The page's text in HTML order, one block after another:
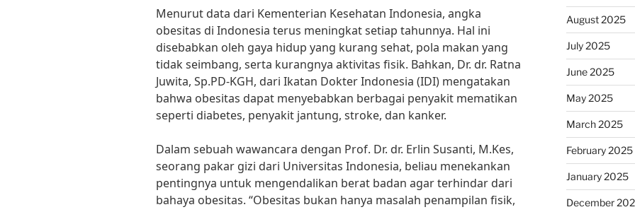
Menurut data dari Kementerian Kesehatan Indonesia, angka
obesitas di Indonesia terus meningkat setiap tahunnya. Hal ini
disebabkan oleh gaya hidup yang kurang sehat, pola makan yang
tidak seimbang, serta kurangnya aktivitas fisik. Bahkan, Dr. dr. Ratna
Juwita, Sp.PD-KGH, dari Ikatan Dokter Indonesia (IDI) mengatakan
bahwa obesitas dapat menyebabkan berbagai penyakit mematikan
seperti diabetes, penyakit jantung, stroke, dan kanker.
Dalam sebuah wawancara dengan Prof. Dr. dr. Erlin Susanti, M.Kes,
seorang pakar gizi dari Universitas Indonesia, beliau menekankan
pentingnya untuk mengendalikan berat badan agar terhindar dari
bahaya obesitas. “Obesitas bukan hanya masalah penampilan fisik,
August 2025
July 2025
June 2025
May 2025
March 2025
February 2025
January 2025
December